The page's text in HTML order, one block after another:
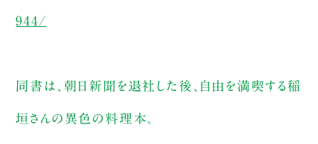
944/
同書は、朝日新聞を退社した後、自由を満喫する稲
垣さんの異色の料理本。